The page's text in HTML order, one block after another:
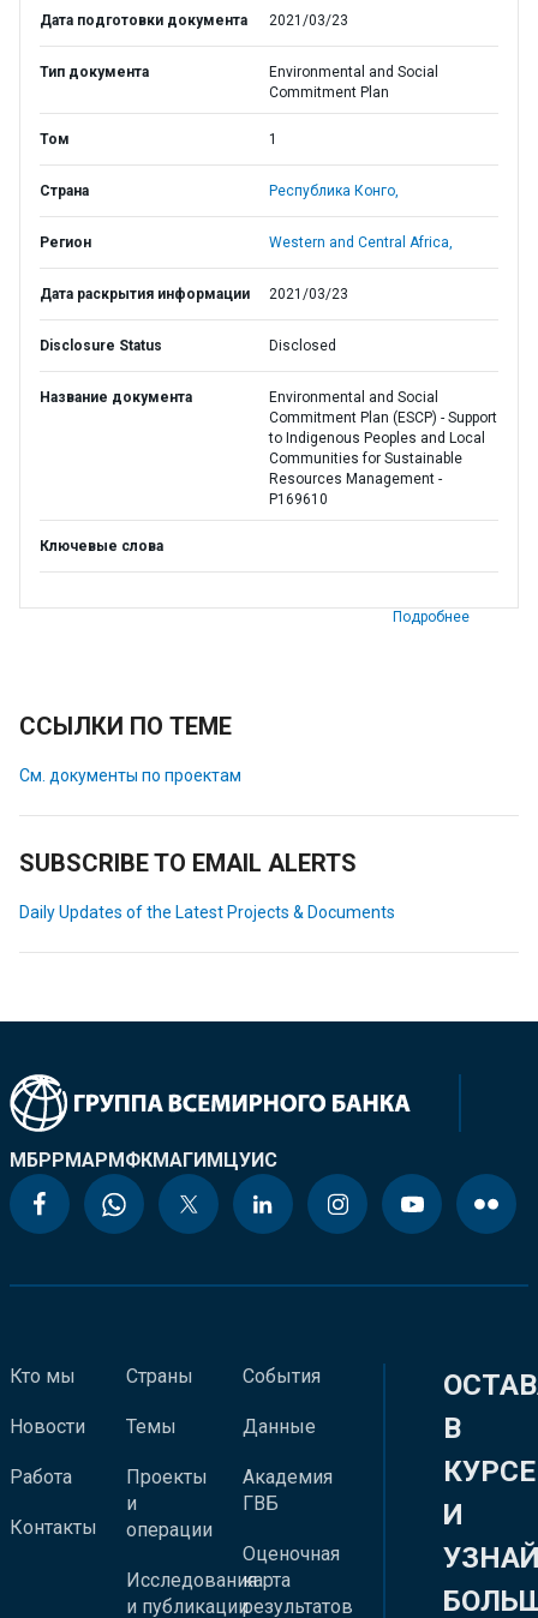
Дата подготовки документа 2021/03/23
Тип документа
Environmental and Social
Commitment Plan
Том 1
Страна Республика Конго,
Регион Western and Central Africa,
Дата раскрытия информации 2021/03/23
Disclosure Status Disclosed
Название документа
Environmental and Social
Commitment Plan (ESCP) - Support
to Indigenous Peoples and Local
Communities for Sustainable
Resources Management -
P169610
Ключевые слова
Подробнее
ССЫЛКИ ПО ТЕМЕ
См. документы по проектам
SUBSCRIBE TO EMAIL ALERTS
Daily Updates of the Latest Projects & Documents
МБРРМАРМФКМАГИМЦУИС
Кто мы
Новости
Работа
Контакты
Страны
Темы
Проекты
и
операции
Исследования
и публикации
События
Данные
Академия
ГВБ
Оценочная
карта
результатов
В
КУРСЕ
И